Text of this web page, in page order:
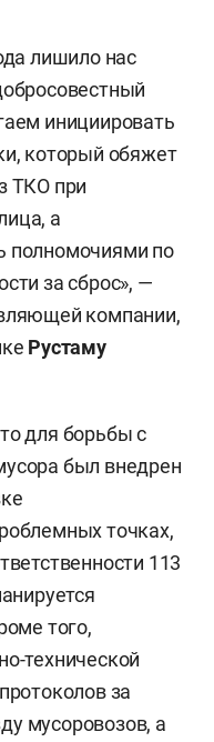
лишило нас
инициировать
который обяжет
ТКО при
а
полномочиями по
за сброс», —
компании,
Рустаму
для борьбы с
был внедрен
точках,
113
того,
технической
за
мусоровозов, а